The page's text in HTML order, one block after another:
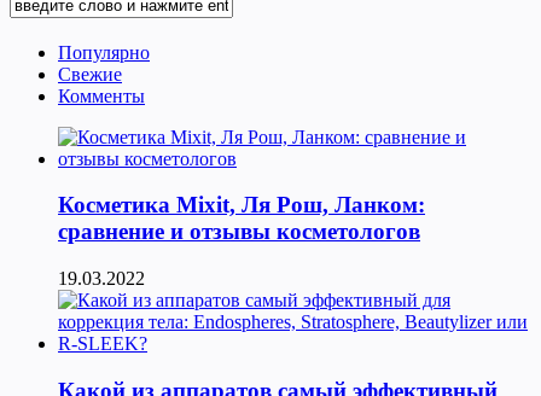
Популярно
Свежие
Комменты
Косметика Мixit, Ля Рош, Ланком:
сравнение и отзывы косметологов
19.03.2022
Какой из аппаратов самый эффективный